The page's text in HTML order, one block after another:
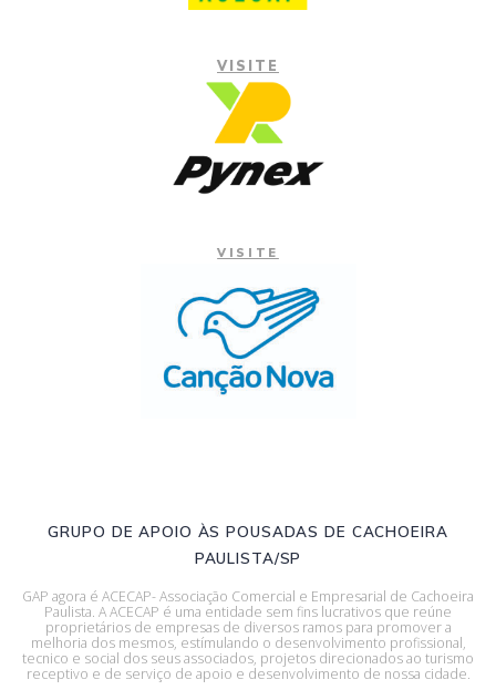
GRUPO DE APOIO ÀS POUSADAS DE CACHOEIRA
PAULISTA/SP
GAP agora é ACECAP- Associação Comercial e Empresarial de Cachoeira
Paulista. A ACECAP é uma entidade sem fins lucrativos que reúne
proprietários de empresas de diversos ramos para promover a
melhoria dos mesmos, estímulando o desenvolvimento profissional,
tecnico e social dos seus associados, projetos direcionados ao turismo
receptivo e de serviço de apoio e desenvolvimento de nossa cidade.
VISITE
VISITE